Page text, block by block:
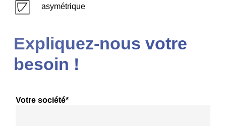
asymétrique
Expliquez-nous votre
besoin !
Votre société*